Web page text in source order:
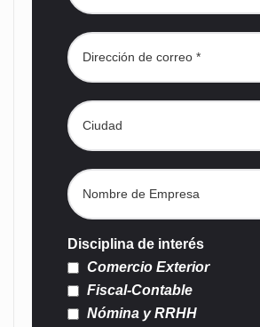
Disciplina de interés
Comercio Exterior
Fiscal-Contable
Nómina y RRHH